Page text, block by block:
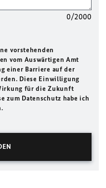
0/2000
vorstehenden
vom Auswärtigen Amt
einer Barriere auf der
Diese Einwilligung
für die Zukunft
zum Datenschutz habe ich